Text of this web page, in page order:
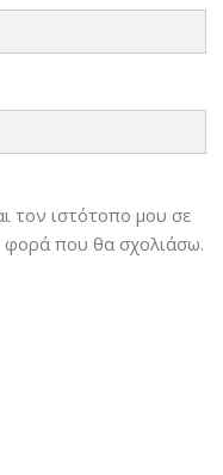
τον ιστότοπο μου σε
φορά που θα σχολιάσω.